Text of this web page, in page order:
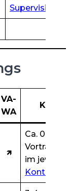
Supervision
VA-
WA
🡽
Ca. 0,5
Vortrag
im jeweils
Kontext